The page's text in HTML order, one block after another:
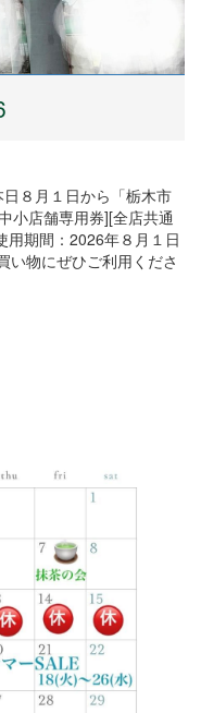
８月１日から「栃木市
小店舗専用券][全店共通
用期間：2026年８月１日
い物にぜひご利用くださ